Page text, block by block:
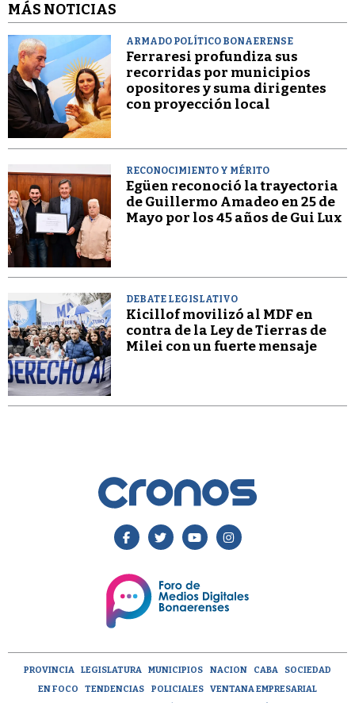
MÁS NOTICIAS
ARMADO POLÍTICO BONAERENSE
Ferraresi profundiza sus
recorridas por municipios
opositores y suma dirigentes
con proyección local
RECONOCIMIENTO Y MÉRITO
Egüen reconoció la trayectoria
de Guillermo Amadeo en 25 de
Mayo por los 45 años de Gui Lux
DEBATE LEGISLATIVO
Kicillof movilizó al MDF en
contra de la Ley de Tierras de
Milei con un fuerte mensaje
PROVINCIA LEGISLATURA MUNICIPIOS NACION CABA
SOCIEDAD
EN FOCO
TENDENCIAS POLICIALES VENTANA EMPRESARIAL